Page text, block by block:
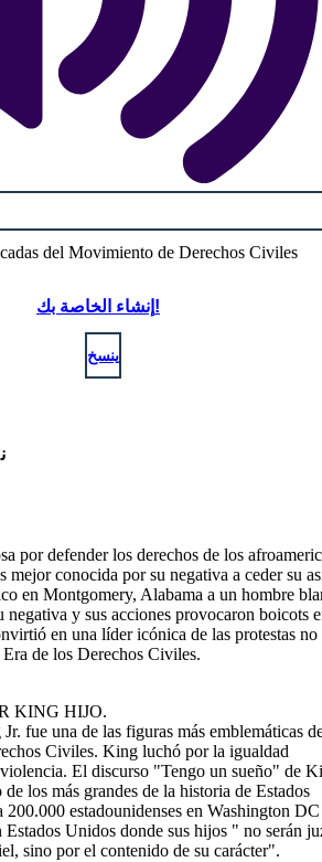
إنشاء الخاصة بك!
ينسخ
por defender los derechos de los
mejor conocida por su negativa a ceder su
en Montgomery, Alabama a un hombre
negativa y sus acciones provocaron boicots
en una líder icónica de las protestas no
de los Derechos Civiles.
KING HIJO.
fue una de las figuras más emblemáticas
Civiles. King luchó por la igualdad
El discurso "Tengo un sueño" de
los más grandes de la historia de Estados
estadounidenses en Washington
Estados Unidos donde sus hijos " no serán
sino por el contenido de su carácter".